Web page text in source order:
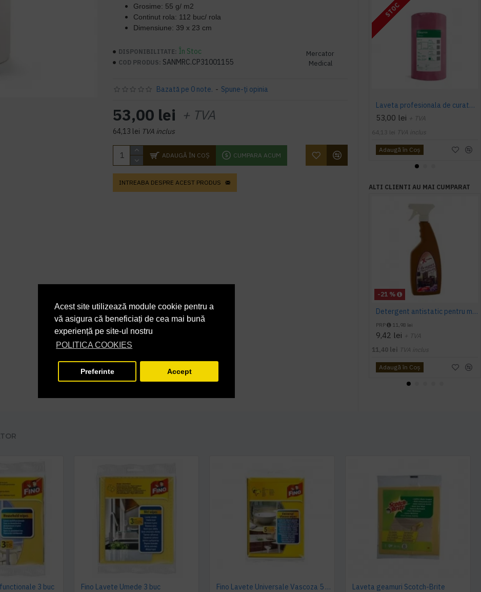
Acest site utilizează module cookie pentru a
vă asigura că beneficiați de cea mai bună
experiență pe site-ul nostru
POLITICA COOKIES
Preferinte Accept
Grosime: 55 g/ m2
Continut rola: 112 buc/ rola
Dimensiune: 39 x 23 cm
DISPONIBILITATE: În Stoc
COD PRODUS: SANMRC.CP31001155
Mercator
Medical
Bazată pe 0 note. - Spune-ţi opinia
53,00 lei + TVA
64,13 lei TVA inclus
ADAUGĂ ÎN COŞ CUMPARA ACUM
INTREABA DESPRE ACEST PRODUS
STOC
Laveta profesionala de curatare, Clean Max 44 m/ rola, Roz
53,00 lei + TVA
64,13 lei TVA inclus
Adaugă în Coş
ALTI CLIENTI AU MAI CUMPARAT
-21 %
Detergent antistatic pentru mobila, AQAS, 750 ml
PRP 11,98 lei
9,42 lei + TVA
11,40 lei TVA inclus
Adaugă în Coş
3 buc Fino Lavete Umede 3 buc Fino Lavete Universale Vascoza 5 buc Laveta geamuri Scotch-Brite